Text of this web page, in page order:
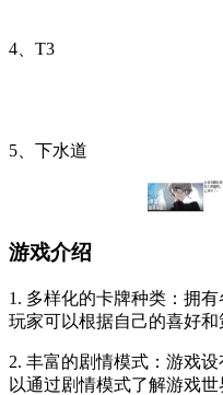
4、T3
5、下水道
游戏介绍
1. 多样化的卡牌种类：拥
玩家可以根据自己的喜好和
2. 丰富的剧情模式：游戏
以通过剧情模式了解游戏